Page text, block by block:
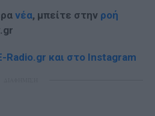
νέα, μπείτε στην ροή
Radio.gr και στο Instagram